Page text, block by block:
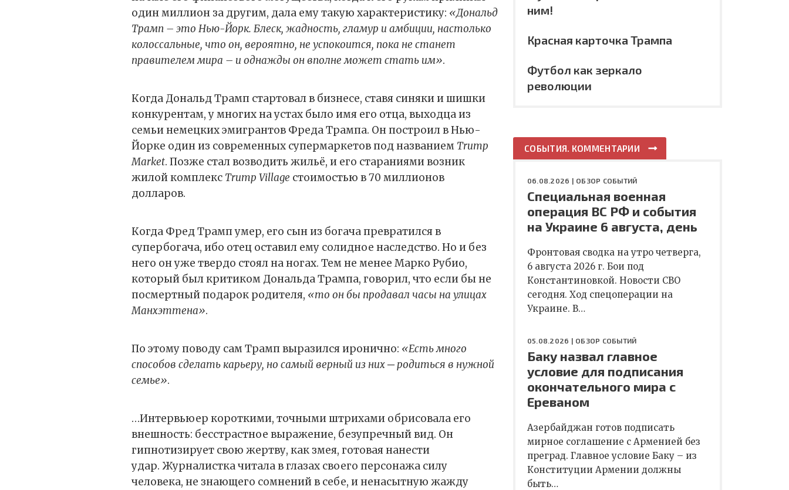
один миллион за другим, дала ему такую характеристику: «Дональд
Трамп – это Нью-Йорк. Блеск, жадность, гламур и амбиции, настолько
колоссальные, что он, вероятно, не успокоится, пока не станет
правителем мира – и однажды он вполне может стать им».
Когда Дональд Трамп стартовал в бизнесе, ставя синяки и шишки
конкурентам, у многих на устах было имя его отца, выходца из
семьи немецких эмигрантов Фреда Трампа. Он построил в Нью-
Йорке один из современных супермаркетов под названием Trump
Market. Позже стал возводить жильё, и его стараниями возник
жилой комплекс Trump Village стоимостью в 70 миллионов
долларов.
Когда Фред Трамп умер, его сын из богача превратился в
супербогача, ибо отец оставил ему солидное наследство. Но и без
него он уже твердо стоял на ногах. Тем не менее Марко Рубио,
который был критиком Дональда Трампа, говорил, что если бы не
посмертный подарок родителя, «то он бы продавал часы на улицах
Манхэттена».
По этому поводу сам Трамп выразился иронично: «Есть много
способов сделать карьеру, но самый верный из них ─ родиться в нужной
семье».
…Интервьюер короткими, точными штрихами обрисовала его
внешность: бесстрастное выражение, безупречный вид. Он
гипнотизирует свою жертву, как змея, готовая нанести
удар. Журналистка читала в глазах своего персонажа силу
человека, не знающего сомнений в себе, и ненасытную жажду
ним!
Красная карточка Трампа
Футбол как зеркало
революции
СОБЫТИЯ. КОММЕНТАРИИ
06.08.2026 | ОБЗОР СОБЫТИЙ
Специальная военная
операция ВС РФ и события
на Украине 6 августа, день
Фронтовая сводка на утро четверга,
6 августа 2026 г. Бои под
Константиновкой. Новости СВО
сегодня. Ход спецоперации на
Украине. В…
05.08.2026 | ОБЗОР СОБЫТИЙ
Баку назвал главное
условие для подписания
окончательного мира с
Ереваном
Азербайджан готов подписать
мирное соглашение с Арменией без
преград. Главное условие Баку – из
Конституции Армении должны
быть…